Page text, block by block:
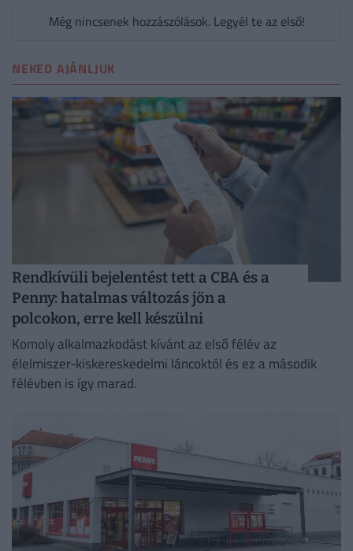
Még nincsenek hozzászólások. Legyél te az első!
NEKED AJÁNLJUK
Rendkívüli bejelentést tett a CBA és a
Penny: hatalmas változás jön a
polcokon, erre kell készülni
Komoly alkalmazkodást kívánt az első félév az
élelmiszer-kiskereskedelmi láncoktól és ez a második
félévben is így marad.